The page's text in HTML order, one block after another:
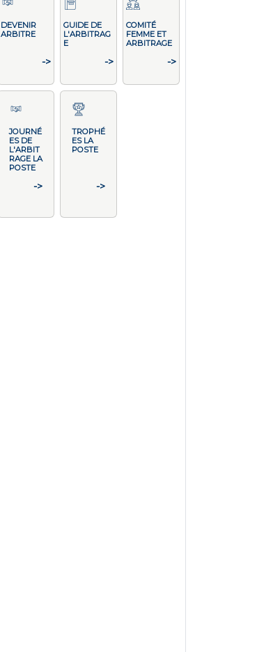
DEVENIR
ARBITRE
->
GUIDE DE
L'ARBITRAG
E
->
COMITÉ
FEMME ET
ARBITRAGE
->
JOURNÉ
ES DE
L'ARBIT
RAGE LA
POSTE
->
TROPHÉ
ES LA
POSTE
->